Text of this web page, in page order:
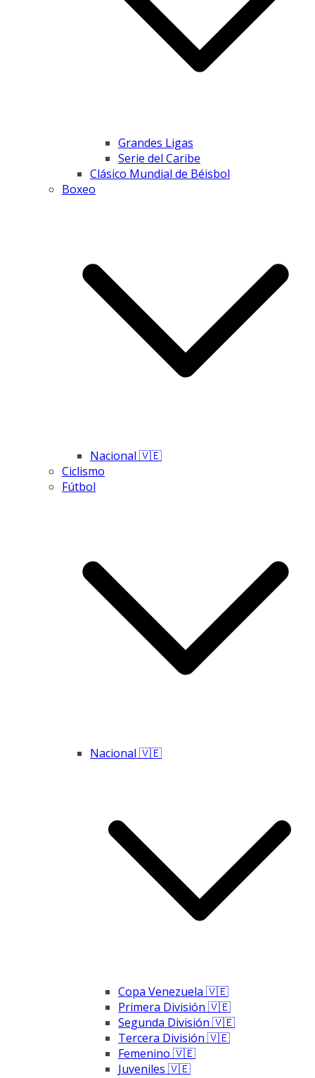
Grandes Ligas
Serie del Caribe
Clásico Mundial de Béisbol
Boxeo
Nacional 🇻🇪
Ciclismo
Fútbol
Nacional 🇻🇪
Copa Venezuela 🇻🇪
Primera División 🇻🇪
Segunda División 🇻🇪
Tercera División 🇻🇪
Femenino 🇻🇪
Juveniles 🇻🇪